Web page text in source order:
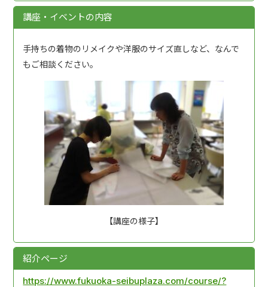
講座・イベントの内容
手持ちの着物のリメイクや洋服のサイズ直しなど、なんで
もご相談ください。
【講座の様子】
紹介ページ
https://www.fukuoka-seibuplaza.com/course/?